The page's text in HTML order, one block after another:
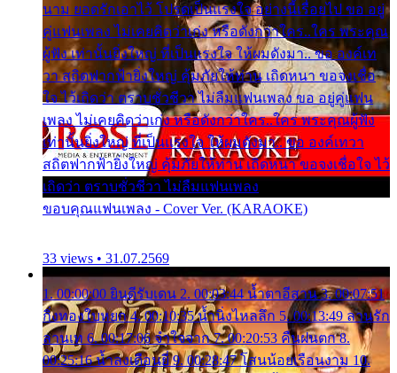
นาม ยอดรักเอาไว้ โปรดเป็นแรงใจ อย่างนี้เรื่อยไป ขอ อยู่
คู่แฟนเพลง ไม่เคยคิดว่าเก่ง หรือดังกว่าใคร..ใคร พระคุณ
ผู้ฟัง เท่านั้นยิ่งใหญ่ ที่เป็นแรงใจ ให้ผมดังมา.. ขอ องค์เท
วา สถิตฟากฟ้ายิ่งใหญ่ คุ้มภัยให้ท่าน เถิดหนา ขอจงเชื่อ
ใจ ไว้เถิดว่า ตราบชั่วชีวา ไม่ลืมแฟนเพลง ขอ อยู่คู่แฟน
เพลง ไม่เคยคิดว่าเก่ง หรือดังกว่าใคร..ใคร พระคุณผู้ฟัง
เท่านั้นยิ่งใหญ่ ที่เป็นแรงใจ ให้ผมดังมา.. ขอ องค์เทวา
สถิตฟากฟ้ายิ่งใหญ่ คุ้มภัยให้ท่าน เถิดหนา ขอจงเชื่อใจ ไว้
เถิดว่า ตราบชั่วชีวา ไม่ลืมแฟนเพลง
ขอบคุณแฟนเพลง - Cover Ver. (KARAOKE)
33 views • 31.07.2569
1. 00:00:00 ยินดีรับเดน 2. 00:03:44 น้ำตาอีสาน 3. 00:07:51
กิ่งทองใบหยก 4. 00:10:35 น้ำนิ่งไหลลึก 5. 00:13:49 ลานรัก
ลานเท 6. 00:17:06 จำใจจาก 7. 00:20:53 คืนฝนตก 8.
00:25:16 น้ำลงเดือนยี่ 9. 00:28:47 โสนน้อยเรือนงาม 10.